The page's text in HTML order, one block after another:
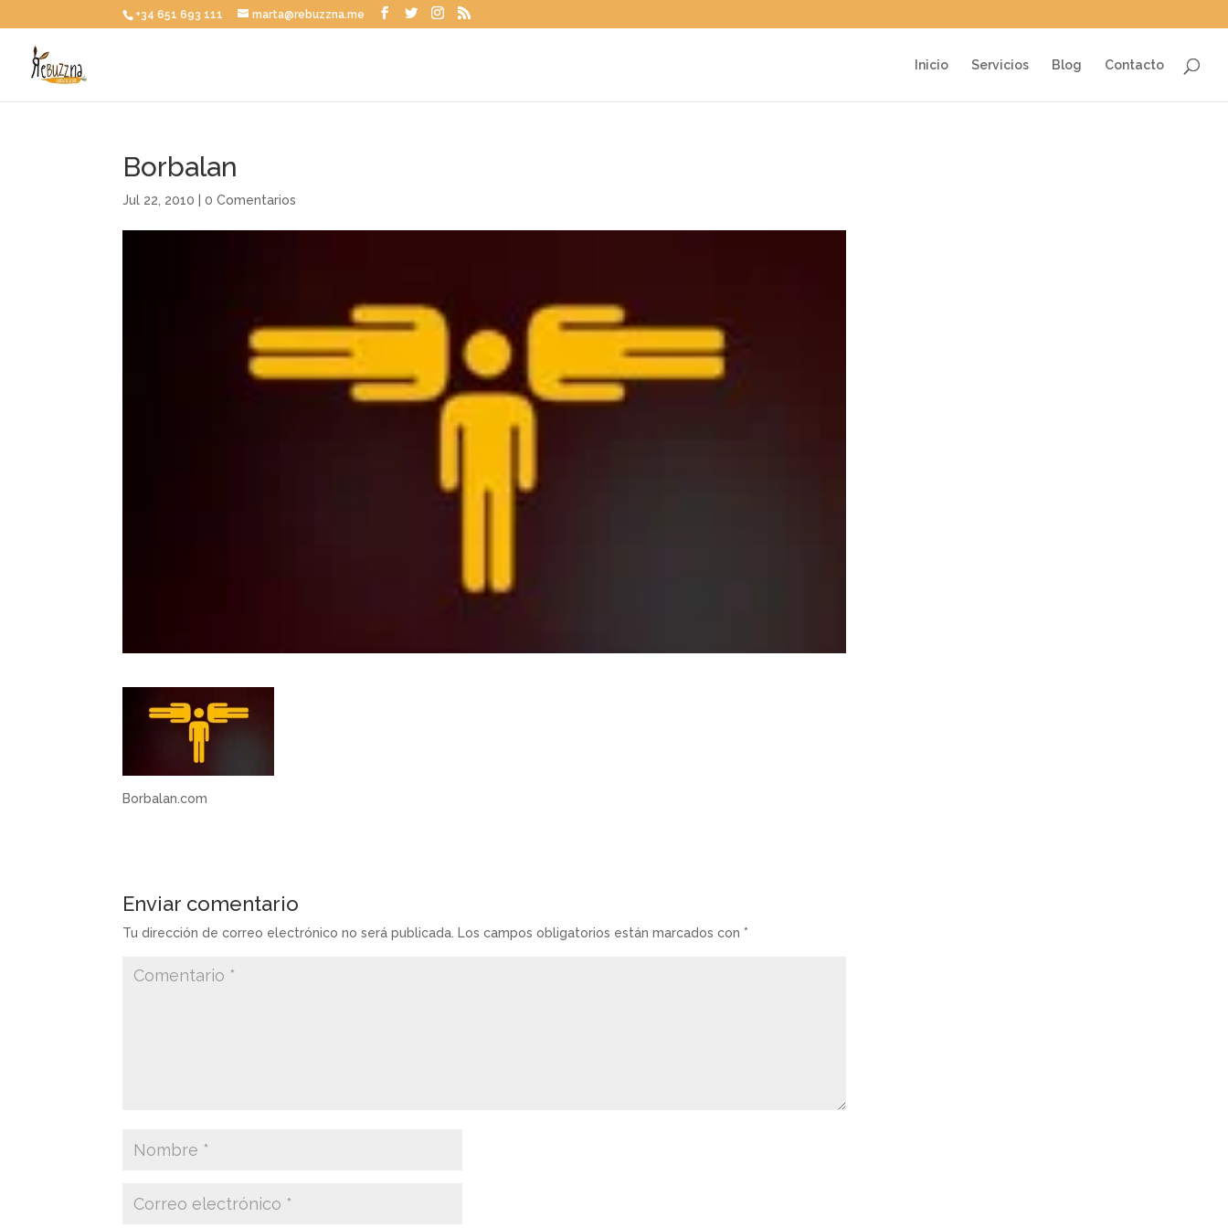
+34 651 693 111 marta@rebuzzna.me
Inicio Servicios Blog Contacto
Borbalan
Jul 22, 2010 |0 Comentarios
Borbalan.com
Enviar comentario
Tu dirección de correo electrónico no será publicada. Los campos obligatorios están marcados con *